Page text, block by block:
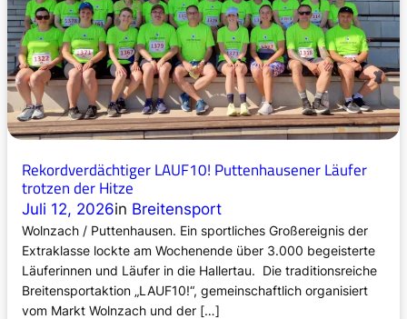
Rekordverdächtiger LAUF10! Puttenhausener Läufer
trotzen der Hitze
Juli 12, 2026in Breitensport
Wolnzach / Puttenhausen. Ein sportliches Großereignis der
Extraklasse lockte am Wochenende über 3.000 begeisterte
Läuferinnen und Läufer in die Hallertau. Die traditionsreiche
Breitensportaktion „LAUF10!“, gemeinschaftlich organisiert
vom Markt Wolnzach und der […]